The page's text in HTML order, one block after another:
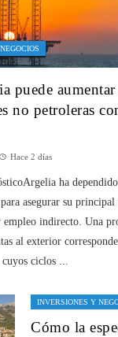
puede aumentar
no petroleras
Hace 2 días
ha
asegurar su principal
empleo indirecto. Una
al exterior
ciclos ...
INVERSIONES Y
Cómo la